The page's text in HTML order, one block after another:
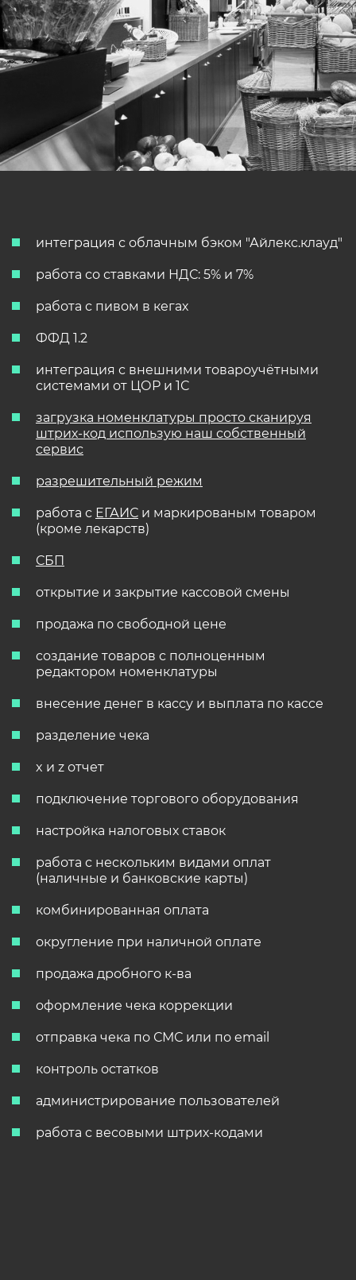
интеграция с облачным бэком "Айлекс.клауд"
работа со ставками НДС: 5% и 7%
работа с пивом в кегах
ФФД 1.2
интеграция с внешними товароучётными
системами от ЦОР и 1С
загрузка номенклатуры просто сканируя
штрих-код использую наш собственный
сервис
разрешительный режим
работа с ЕГАИС и маркированым товаром
(кроме лекарств)
СБП
открытие и закрытие кассовой смены
продажа по свободной цене
создание товаров с полноценным
редактором номенклатуры
внесение денег в кассу и выплата по кассе
разделение чека
x и z отчет
подключение торгового оборудования
настройка налоговых ставок
работа с нескольким видами оплат
(наличные и банковские карты)
комбинированная оплата
округление при наличной оплате
продажа дробного к-ва
оформление чека коррекции
отправка чека по СМС или по email
контроль остатков
администрирование пользователей
работа с весовыми штрих-кодами